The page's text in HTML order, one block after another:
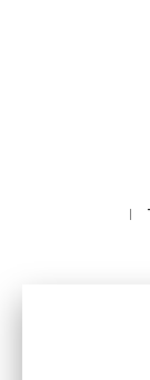
first_page
chevron_left